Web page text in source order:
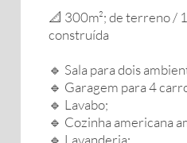
📐 300m²; de terreno /
construída
🔹️ Sala para dois
🔹️ Garagem para 4
🔹️ Lavabo;
🔹️ Cozinha americana
🔹️ Lavanderia;